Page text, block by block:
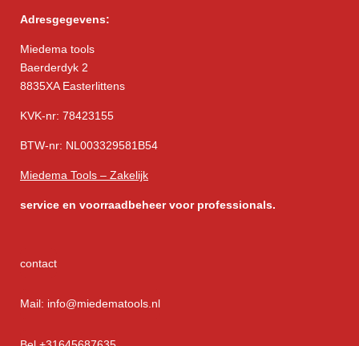
Adresgegevens:
Miedema tools
Baerderdyk 2
8835XA Easterlittens
KVK-nr: 78423155
BTW-nr: NL003329581B54
Miedema Tools – Zakelijk
service en voorraadbeheer voor professionals.
contact
Mail: info@miedematools.nl